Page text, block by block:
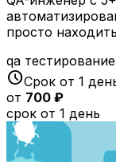
просто
qa тестирование
scheduleСрок от 1
от 700 ₽
срок от 1 день